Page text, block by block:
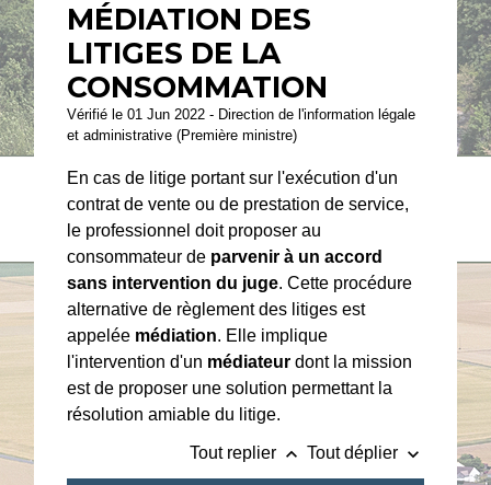
MÉDIATION DES
LITIGES DE LA
CONSOMMATION
Vérifié le 01 Jun 2022 - Direction de l'information légale
et administrative (Première ministre)
En cas de litige portant sur l'exécution d'un
contrat de vente ou de prestation de service,
le professionnel doit proposer au
consommateur de parvenir à un accord
sans intervention du juge. Cette procédure
alternative de règlement des litiges est
appelée médiation. Elle implique
l'intervention d'un médiateur dont la mission
est de proposer une solution permettant la
résolution amiable du litige.
Tout replier keyboard_arrow_up Tout déplier keyboard_arrow_down